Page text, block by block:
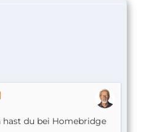
du bei Homebridge